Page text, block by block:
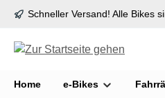
Zur
Schneller Versand! Alle Bikes
Home e-Bikes